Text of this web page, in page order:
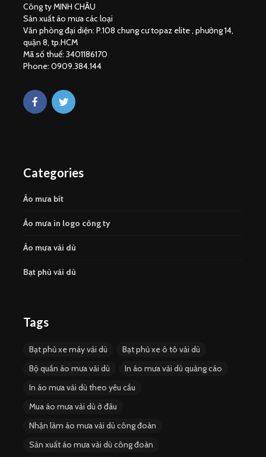
Công ty MINH CHÂU
Sản xuất áo mưa các loại
Văn phòng đại diện: P.108 chung cư topaz elite , phường 14,
quận 8, tp.HCM
Mã số thuế: 3401186170
Phone: 0909.384.144
Categories
Áo mưa bít
Áo mưa in logo công ty
Áo mưa vải dù
Bạt phủ vải dù
Tags
Bạt phủ xe máy vải dù
Bạt phủ xe ô tô vải dù
Bộ quần áo mưa vải dù
In áo mưa vải dù quảng cáo
In áo mưa vải dù theo yêu cầu
Mua áo mưa vải dù ở đâu
Nhận làm áo mưa vải dù công đoàn
Sản xuất áo mưa vải dù công đoàn